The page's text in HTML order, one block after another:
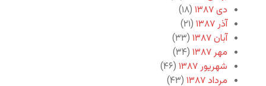
دی ۱۳۸۷
(۱۸)
آذر ۱۳۸۷
(۲۱)
آبان ۱۳۸۷
(۳۳)
مهر ۱۳۸۷
(۳۴)
شهریور ۱۳۸۷
(۴۶)
مرداد ۱۳۸۷
(۴۳)